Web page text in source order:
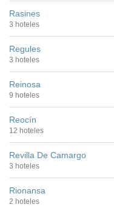
Rasines
3 hoteles
Regules
3 hoteles
Reinosa
9 hoteles
Reocín
12 hoteles
Revilla De Camargo
3 hoteles
Rionansa
2 hoteles